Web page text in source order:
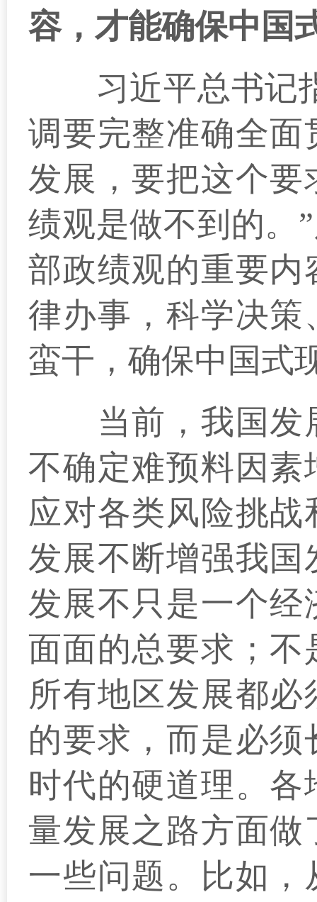
容，才能确保中国
习近平总书记指
调要完整准确全
发展，要把这个
绩观是做不到的。
部政绩观的重要
律办事，科学决
蛮干，确保中国式
当前，我国发
不确定难预料因
应对各类风险挑
发展不断增强我
发展不只是一个
面面的总要求；
所有地区发展都
的要求，而是必
时代的硬道理。
量发展之路方面
一些问题。比如